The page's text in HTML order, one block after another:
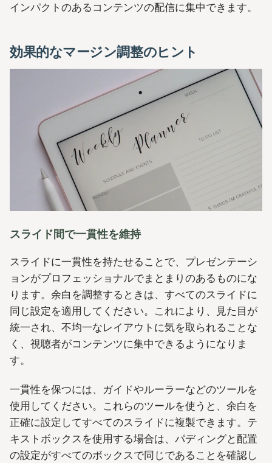
インパクトのあるコンテンツの配信に集中できます。
効果的なマージン調整のヒント
スライド間で一貫性を維持
スライドに一貫性を持たせることで、プレゼンテーシ
ョンがプロフェッショナルでまとまりのあるものにな
ります。余白を調整するときは、すべてのスライドに
同じ設定を適用してください。これにより、見た目が
統一され、不均一なレイアウトに気を取られることな
く、視聴者がコンテンツに集中できるようになりま
す。
一貫性を保つには、ガイドやルーラーなどのツールを
使用してください。これらのツールを使うと、余白を
正確に設定してすべてのスライドに複製できます。テ
キストボックスを使用する場合は、パディングと配置
の設定がすべてのボックスで同じであることを確認し